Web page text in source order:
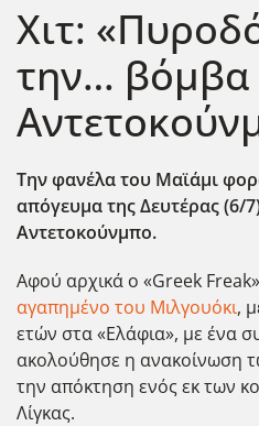
Χιτ:
την… βόμβα
Την φανέλα του Μαϊάμι
απόγευμα της Δευτέρας (6/
Αντετοκούνμπο.
Αφού αρχικά ο «Greek Freak»
αγαπημένο του Μιλγουόκι,
ετών στα «Ελάφια», με ένα
ακολούθησε η ανακοίνωση
την απόκτηση ενός εκ των
Λίγκας.